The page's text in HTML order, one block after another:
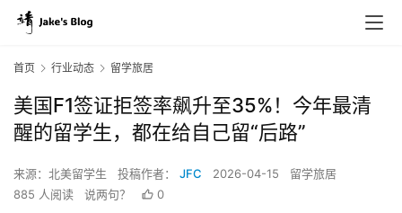
首页 行业动态 留学旅居
美国F1签证拒签率飙升至35%！今年最清
醒的留学生，都在给自己留“后路”
来源：北美留学生 投稿作者： JFC 2026-04-15
留学旅居
885 人阅读
说两句？ 0